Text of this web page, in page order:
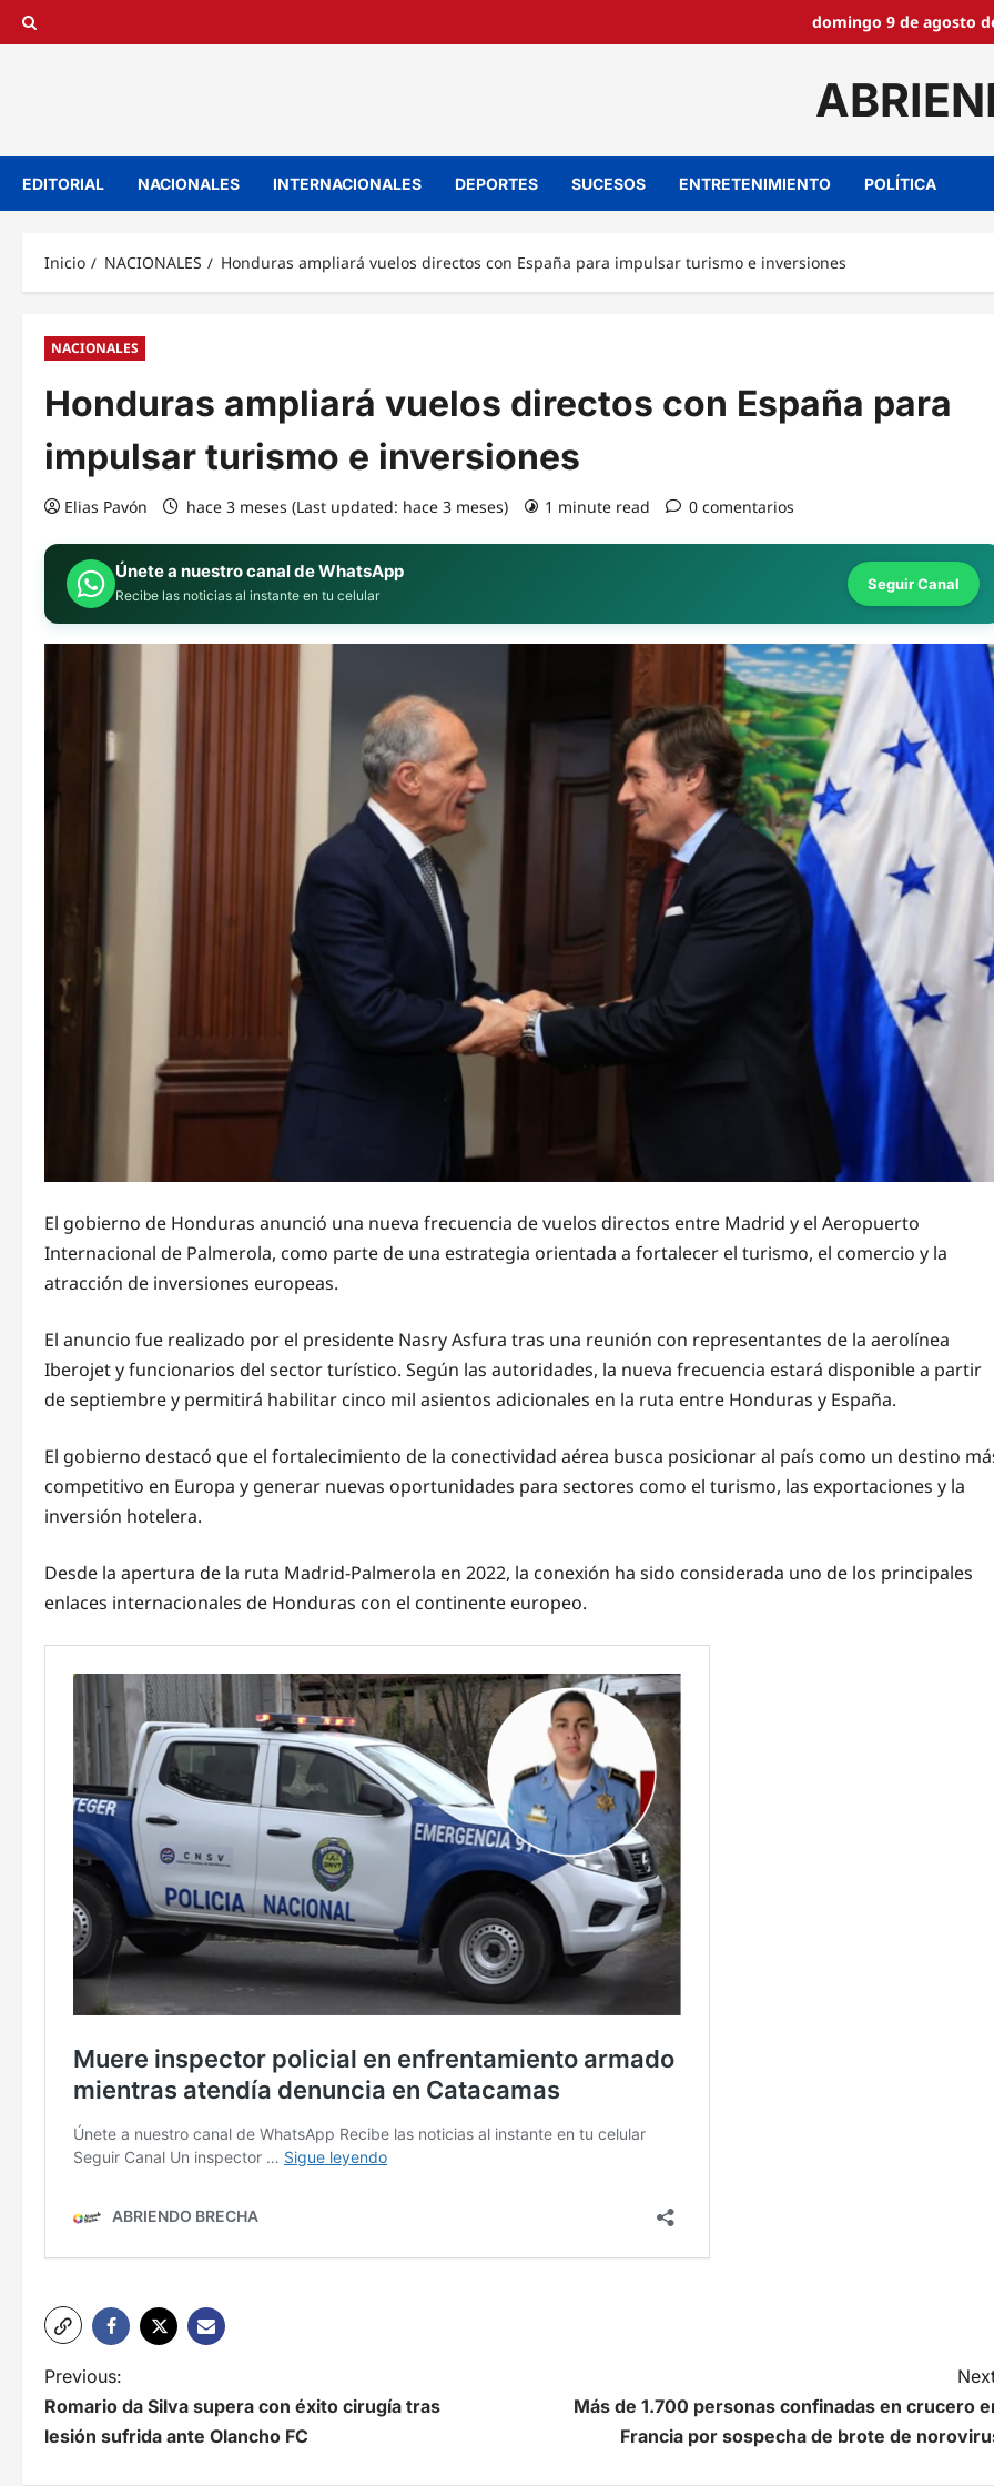
Saltar
domingo 9 de agosto
EDITORIAL NACIONALES INTERNACIONALES DEPORTES SUCESOS ENTRETENIMIENTO POLÍTICA
Inicio NACIONALES Honduras ampliará vuelos directos con España para impulsar turismo e inversiones
NACIONALES
Honduras ampliará vuelos directos con España para
impulsar turismo e inversiones
Elias Pavón hace 3 meses (Last updated: hace 3 meses) 1 minute read 0 comentarios
Únete a nuestro canal de WhatsApp
Recibe las noticias al instante en tu celular
Seguir Canal
El gobierno de Honduras anunció una nueva frecuencia de vuelos directos entre Madrid y el Aeropuerto
Internacional de Palmerola, como parte de una estrategia orientada a fortalecer el turismo, el comercio y la
atracción de inversiones europeas.
El anuncio fue realizado por el presidente Nasry Asfura tras una reunión con representantes de la aerolínea
Iberojet y funcionarios del sector turístico. Según las autoridades, la nueva frecuencia estará disponible a partir
de septiembre y permitirá habilitar cinco mil asientos adicionales en la ruta entre Honduras y España.
El gobierno destacó que el fortalecimiento de la conectividad aérea busca posicionar al país como un destino
competitivo en Europa y generar nuevas oportunidades para sectores como el turismo, las exportaciones y la
inversión hotelera.
Desde la apertura de la ruta Madrid-Palmerola en 2022, la conexión ha sido considerada uno de los principales
enlaces internacionales de Honduras con el continente europeo.
N
a
Previous:
Romario da Silva supera con éxito cirugía tras
lesión sufrida ante Olancho FC
Más de 1.700 personas confinadas en crucero
Francia por sospecha de brote de